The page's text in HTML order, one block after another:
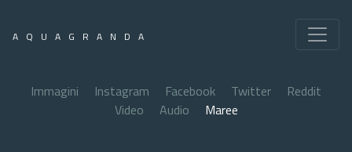
AQUAGRANDA
Immagini Instagram Facebook Twitter
Reddit
Video
Audio Maree